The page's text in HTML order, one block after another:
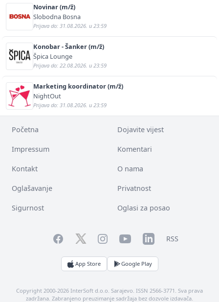
Novinar (m/ž)
Slobodna Bosna
Prijava do: 31.08.2026. u 23:59
Konobar - Šanker (m/ž)
Špica Lounge
Prijava do: 22.08.2026. u 23:59
Marketing koordinator (m/ž)
NightOut
Prijava do: 31.08.2026. u 23:59
Početna Dojavite vijest
Impressum Komentari
Kontakt O nama
Oglašavanje Privatnost
Sigurnost Oglasi za posao
FacebookTwitterInstagramYouTubeLinkedInRSS
App Store Google Play
Copyright 2000-2026 InterSoft d.o.o. Sarajevo. ISSN 2566-3771. Sva prava
zadržana. Zabranjeno preuzimanje sadržaja bez dozvole izdavača.